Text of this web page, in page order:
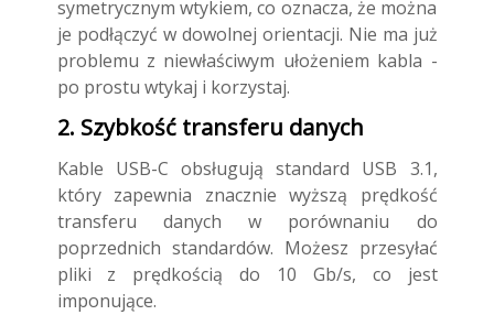
symetrycznym wtykiem, co oznacza, że można
je podłączyć w dowolnej orientacji. Nie ma już
problemu z niewłaściwym ułożeniem kabla -
po prostu wtykaj i korzystaj.
2. Szybkość transferu danych
Kable USB-C obsługują standard USB 3.1,
który zapewnia znacznie wyższą prędkość
transferu danych w porównaniu do
poprzednich standardów. Możesz przesyłać
pliki z prędkością do 10 Gb/s, co jest
imponujące.